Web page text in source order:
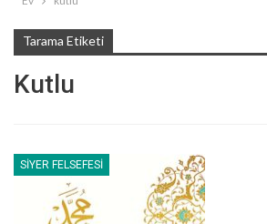
Tarama Etiketi
Kutlu
SIYER FELSEFESI